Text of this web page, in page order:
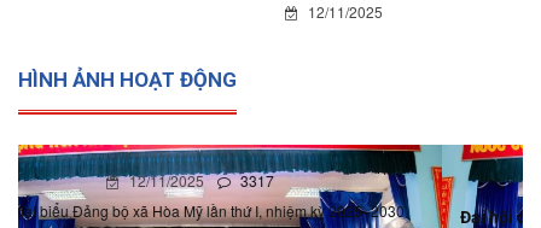
12/11/2025
HÌNH ẢNH HOẠT ĐỘNG
12/11/2025 0
Đại hội đại biểu Đảng bộ xã Hòa Mỹ lần thứ I, nhiệm kỳ 2025-